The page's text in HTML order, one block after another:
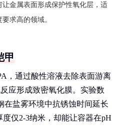
金属表面形成保护性氧化层，适
求高的领域。
甲
，通过酸性溶液去除表面游离
应形成致密氧化膜。实验数
在盐雾环境中抗锈蚀时间延长
仅2-3纳米，却能让容器在pH